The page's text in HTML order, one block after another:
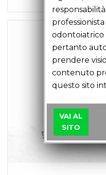
odontoiatrico
pertanto
prendere
contenuto
questo sito
VAI AL
SITO